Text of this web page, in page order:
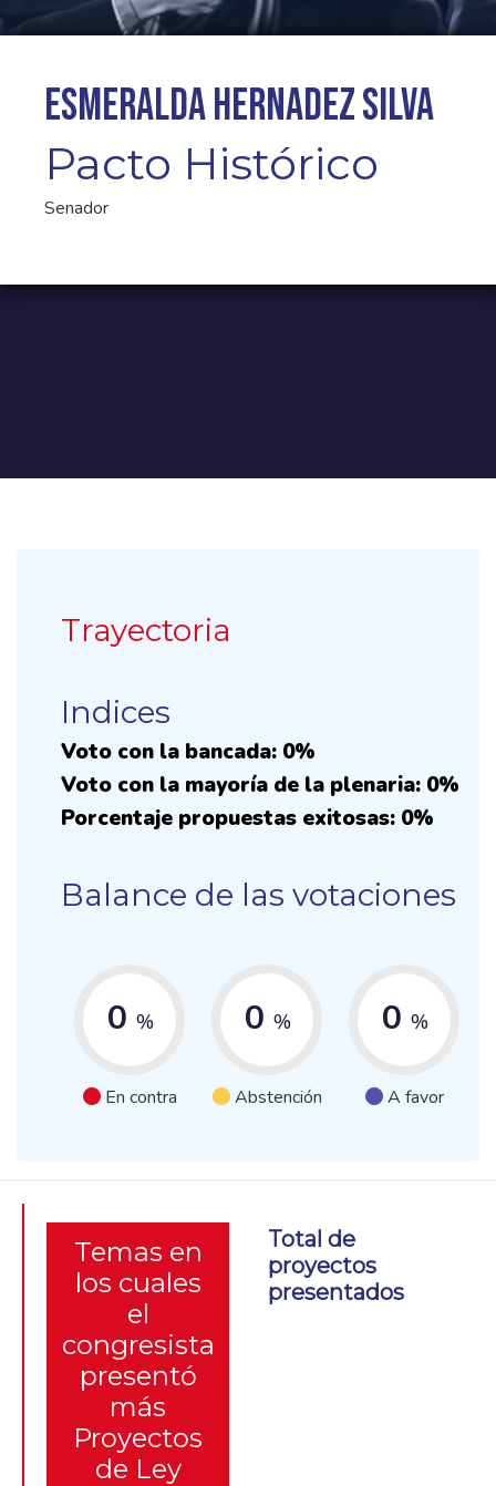
ESMERALDA HERNADEZ SILVA
Pacto Histórico
Senador
Trayectoria
Indices
Voto con la bancada: 0%
Voto con la mayoría de la plenaria: 0%
Porcentaje propuestas exitosas: 0%
Balance de las votaciones
0 %
En contra
0 %
Abstención
0 %
A favor
Temas en
los cuales
el
congresista
presentó
más
Proyectos
de Ley
Total de
proyectos
presentados